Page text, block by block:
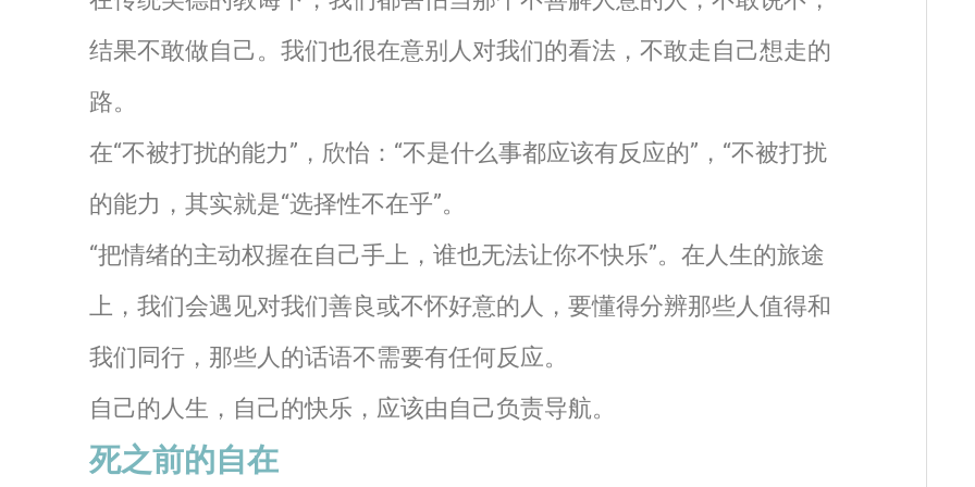
结果不敢做自己。我们也很在意别人对我们的看法，不敢走自己想走的
路。
在“不被打扰的能力”，欣怡：“不是什么事都应该有反应的”，“不被打扰
的能力，其实就是“选择性不在乎”。
“把情绪的主动权握在自己手上，谁也无法让你不快乐”。在人生的旅途
上，我们会遇见对我们善良或不怀好意的人，要懂得分辨那些人值得和
我们同行，那些人的话语不需要有任何反应。
自己的人生，自己的快乐，应该由自己负责导航。
死之前的自在